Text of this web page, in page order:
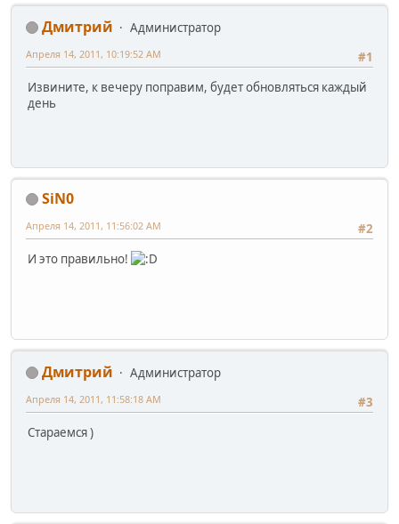
Дмитрий
Администратор
#1
Апреля 14, 2011, 10:19:52 AM
Извините, к вечеру поправим, будет обновляться каждый
день
SiN0
#2
Апреля 14, 2011, 11:56:02 AM
И это правильно!
Дмитрий
Администратор
#3
Апреля 14, 2011, 11:58:18 AM
Стараемся )